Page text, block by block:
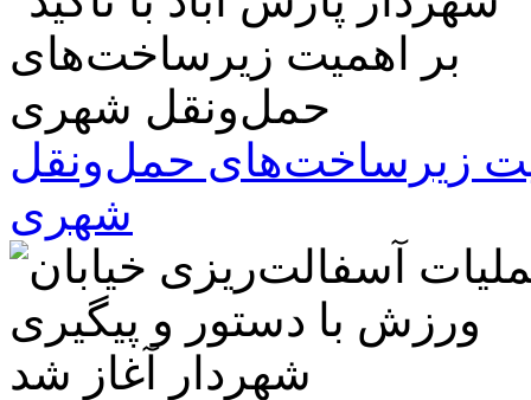
زیرساخت‌های حمل‌ونقل
شهری